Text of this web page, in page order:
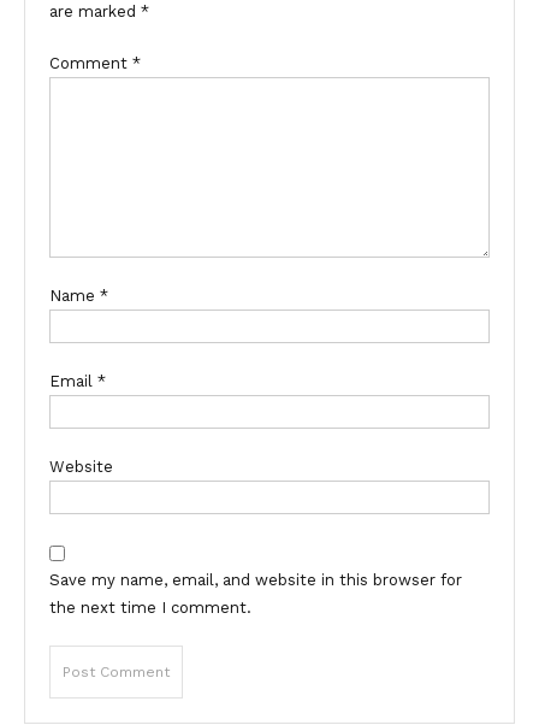
are marked *
Comment *
Name *
Email *
Website
Save my name, email, and website in this browser for
the next time I comment.